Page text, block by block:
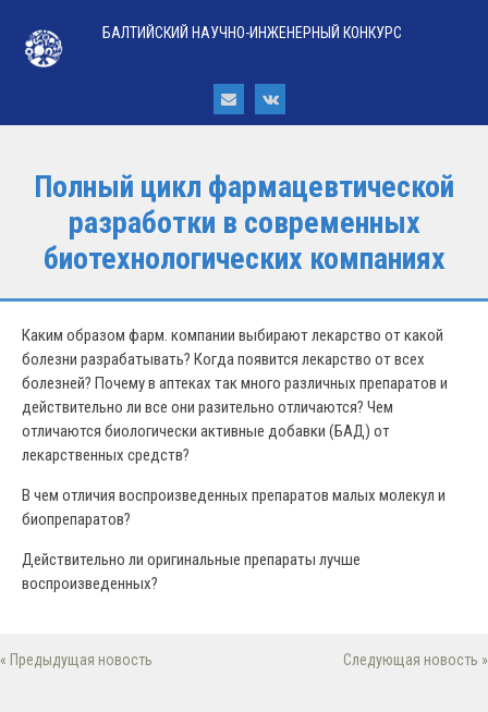
БАЛТИЙСКИЙ НАУЧНО-ИНЖЕНЕРНЫЙ КОНКУРС
Полный цикл фармацевтической
разработки в современных
биотехнологических компаниях
Каким образом фарм. компании выбирают лекарство от какой
болезни разрабатывать? Когда появится лекарство от всех
болезней? Почему в аптеках так много различных препаратов и
действительно ли все они разительно отличаются? Чем
отличаются биологически активные добавки (БАД) от
лекарственных средств?
В чем отличия воспроизведенных препаратов малых молекул и
биопрепаратов?
Действительно ли оригинальные препараты лучше
воспроизведенных?
« Предыдущая новость Следующая новость »